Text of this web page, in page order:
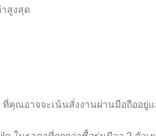
สูงสุด
คุณอาจจะเน้นสั่งงานผ่านมือถืออยู่